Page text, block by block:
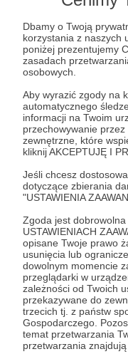
Dbamy o Twoją
korzystania z naszych
poniżej prezentujemy
zasadach
osobowych.
Aby wyrazić zgody na
automatycznego
informacji na Twoim
przechowywanie
zewnętrzne, które
kliknij AKCEPTUJĘ I
Jeśli chcesz
dotyczące zbierania
"USTAWIENIA
Zgoda jest
USTAWIENIACH
opisane Twoje prawo
usunięcia lub
dowolnym momencie
przeglądarki w
zależności od Twoich
przekazywane do
trzecich tj. z państw
Gospodarczego.
temat przetwarzania
przetwarzania
15.08.2025 ● Brak
#2 NAGRODA
SPECJALNA 2
Nagroda Specjalna